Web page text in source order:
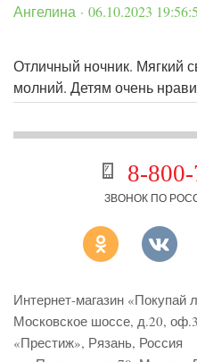
Ангелина · 06.10.2023
Отличный ночник. Мягкий
молний. Детям очень
8-
ЗВОНОК ПО
Интернет-магазин «Покупай
Московское шоссе, д.20,
«Престиж», Рязань, Россия